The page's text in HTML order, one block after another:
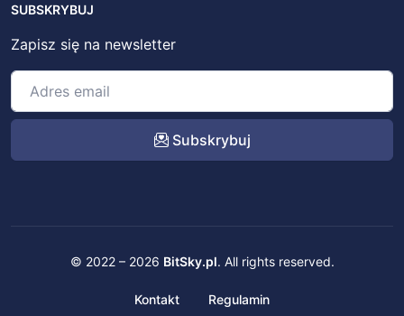
SUBSKRYBUJ
Zapisz się na newsletter
Subskrybuj
© 2022 – 2026 BitSky.pl. All rights reserved.
Kontakt Regulamin